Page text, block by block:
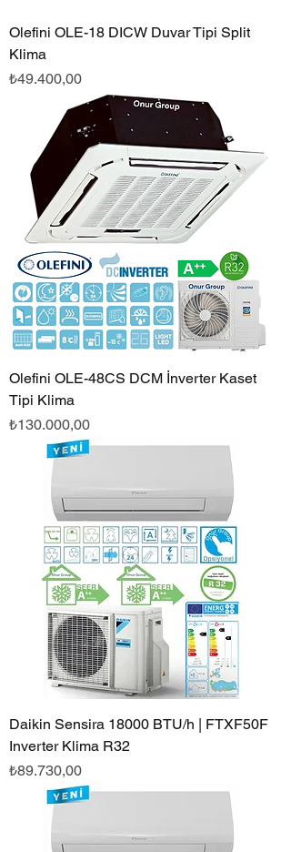
Olefini OLE-18 DICW Duvar Tipi Split
Klima
Fiyat
₺49.400,00
Olefini OLE-48CS DCM İnverter Kaset
Tipi Klima
Fiyat
₺130.000,00
Daikin Sensira 18000 BTU/h | FTXF50F
Inverter Klima R32
Fiyat
₺89.730,00